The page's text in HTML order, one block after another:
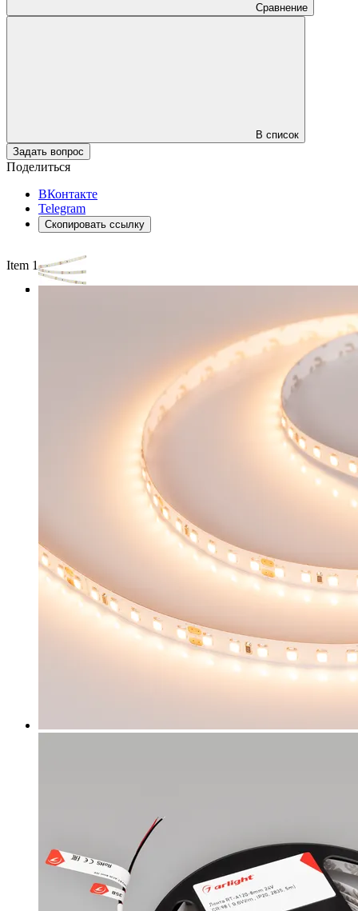
Сравнение
В список
Задать вопрос
Поделиться
ВКонтакте
Telegram
Скопировать ссылку
Item 1 of 3